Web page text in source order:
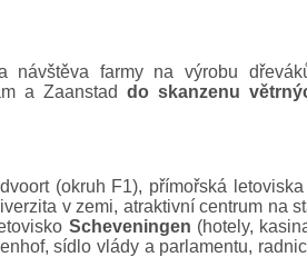
návštěva farmy na výrobu
a Zaanstad do skanzenu
(okruh F1), přímořská
v zemi, atraktivní centrum na
Scheveningen (hotely,
sídlo vlády a parlamentu,